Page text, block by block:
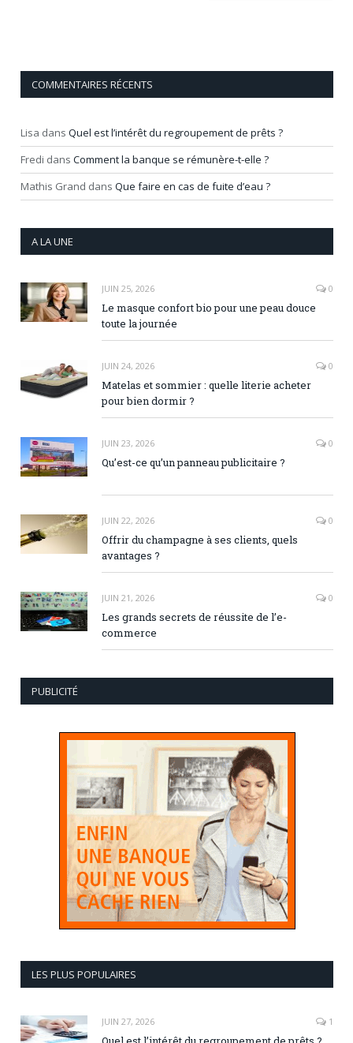
COMMENTAIRES RÉCENTS
Lisa dans Quel est l’intérêt du regroupement de prêts ?
Fredi dans Comment la banque se rémunère-t-elle ?
Mathis Grand dans Que faire en cas de fuite d’eau ?
A LA UNE
JUIN 25, 2026 0
Le masque confort bio pour une peau douce
toute la journée
JUIN 24, 2026 0
Matelas et sommier : quelle literie acheter
pour bien dormir ?
JUIN 23, 2026 0
Qu’est-ce qu’un panneau publicitaire ?
JUIN 22, 2026 0
Offrir du champagne à ses clients, quels
avantages ?
JUIN 21, 2026 0
Les grands secrets de réussite de l’e-
commerce
PUBLICITÉ
LES PLUS POPULAIRES
JUIN 27, 2026 1